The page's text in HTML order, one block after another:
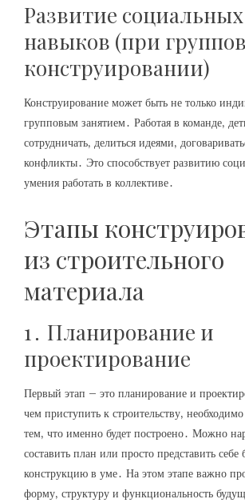
Развитие социальных
навыков (при
конструировании)
Конструирование может быть не только
групповым занятием․ Работая в команде‚
сотрудничать‚ делиться идеями‚
конфликты․ Это способствует развитию
умения работать в коллективе․
Этапы
из строительного
материала
1․ Планирование и
проектирование
Первый этап – это планирование и
чем приступить к строительству‚
тем‚ что именно будет построено․ Можно
составить план или просто представить
конструкцию в уме․ На этом этапе важно
форму‚ структуру и функциональность